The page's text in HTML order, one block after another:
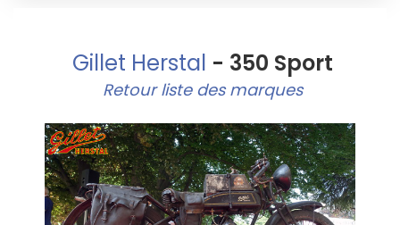
Gillet Herstal - 350 Sport
Retour liste des marques